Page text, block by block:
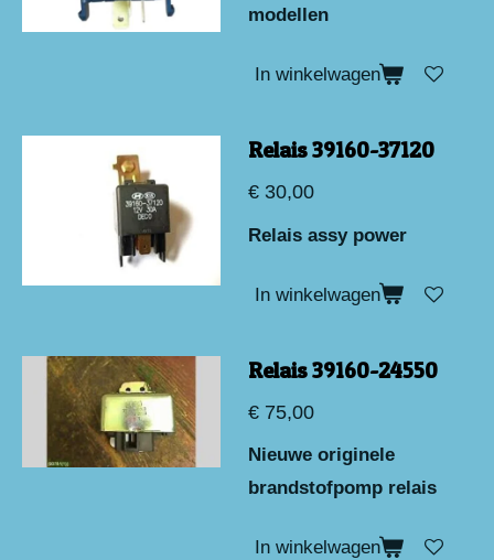
modellen
In winkelwagen
Relais 39160-37120
€ 30,00
Relais assy power
In winkelwagen
Relais 39160-24550
€ 75,00
Nieuwe originele
brandstofpomp relais
In winkelwagen